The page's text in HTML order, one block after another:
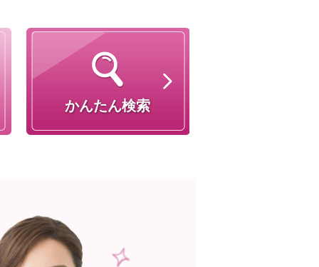
かんたん検索